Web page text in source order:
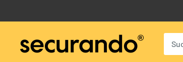
zum
Securando
B2B